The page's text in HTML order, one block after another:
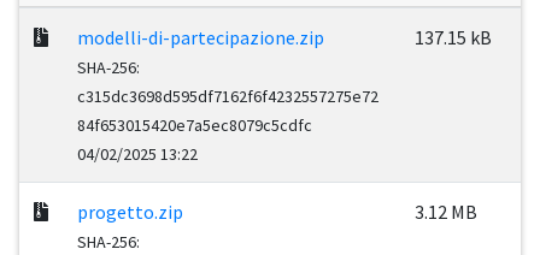
modelli-di-partecipazione.zip
SHA-256:
c315dc3698d595df7162f6f4232557275e72
84f653015420e7a5ec8079c5cdfc
04/02/2025 13:22
137.15 kB
progetto.zip
SHA-256:
3.12 MB